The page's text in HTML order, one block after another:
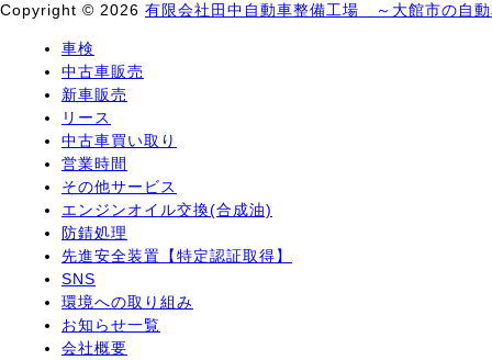
Copyright © 2026 有限会社田中自動車整備工場 ～大館市の自
車検
中古車販売
新車販売
リース
中古車買い取り
営業時間
その他サービス
エンジンオイル交換(合成油)
防錆処理
先進安全装置【特定認証取得】
SNS
環境への取り組み
お知らせ一覧
会社概要